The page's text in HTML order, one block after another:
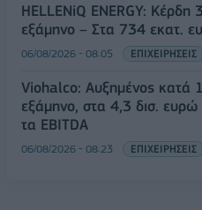
HELLENiQ ENERGY:
εξάμηνο – Στα 734 εκατ.
06/08/2026 - 08:05 ΕΠΙΧΕΙΡΗΣΕΙΣ
Viohalco: Αυξημένος κατά
εξάμηνο, στα 4,3 δισ.
τα EBITDA
06/08/2026 - 08:23 ΕΠΙΧΕΙΡΗΣΕΙΣ